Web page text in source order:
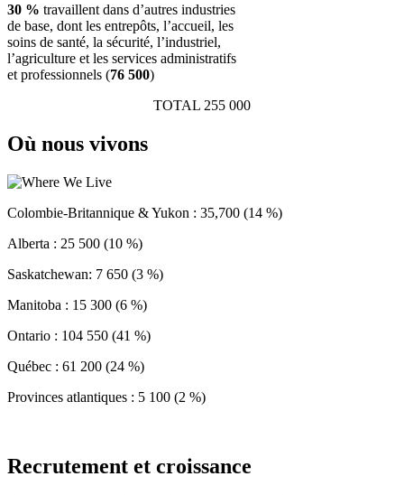
30 % travaillent dans d’autres industries
de base, dont les entrepôts, l’accueil, les
soins de santé, la sécurité, l’industriel,
l’agriculture et les services administratifs
et professionnels (76 500)
TOTAL 255 000
Où nous vivons
Colombie-Britannique & Yukon : 35,700 (14 %)
Alberta : 25 500 (10 %)
Saskatchewan: 7 650 (3 %)
Manitoba : 15 300 (6 %)
Ontario : 104 550 (41 %)
Québec : 61 200 (24 %)
Provinces atlantiques : 5 100 (2 %)
Recrutement et croissance